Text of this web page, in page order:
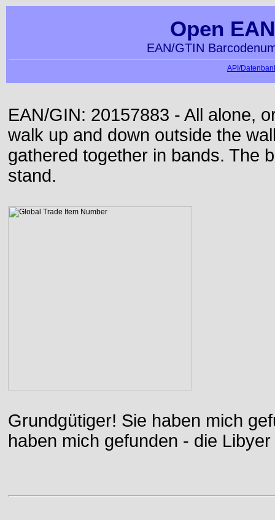
Open
EAN/GTIN
API/
EAN/GIN: 20157883 - All alone,
walk up and down outside the
gathered together in bands. The
stand.
Grundgütiger! Sie haben mich
haben mich gefunden - die